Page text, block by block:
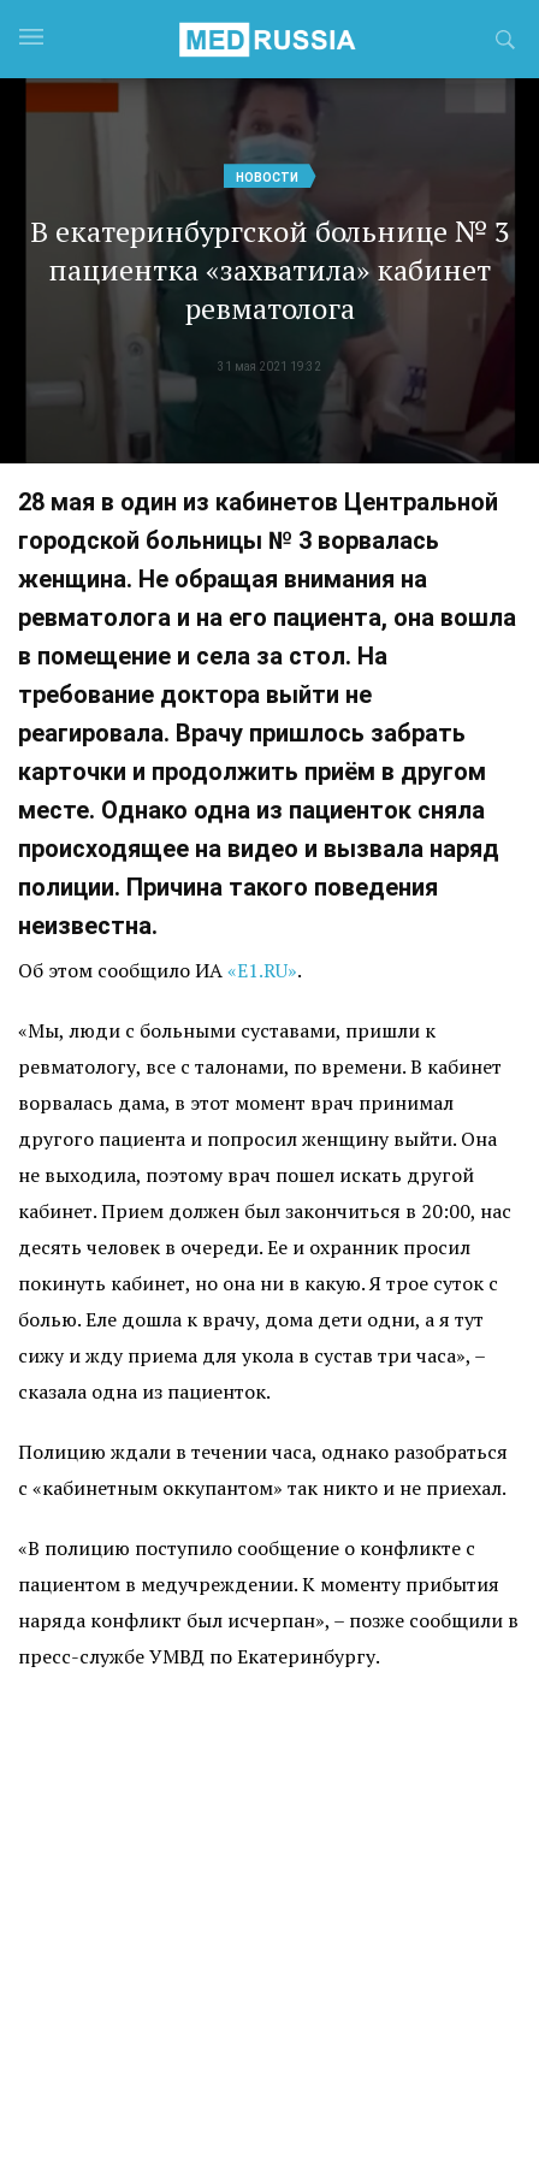
НОВОСТИ
В екатеринбургской больнице № 3
пациентка «захватила» кабинет
ревматолога
31 мая 2021 19:32
28 мая в один из кабинетов Центральной
городской больницы № 3 ворвалась
женщина. Не обращая внимания на
ревматолога и на его пациента, она вошла
в помещение и села за стол. На
требование доктора выйти не
реагировала. Врачу пришлось забрать
карточки и продолжить приём в другом
месте. Однако одна из пациенток сняла
происходящее на видео и вызвала наряд
полиции. Причина такого поведения
неизвестна.
Об этом сообщило ИА«Е1.RU».
«Мы, люди с больными суставами, пришли к
ревматологу, все с талонами, по времени. В кабинет
ворвалась дама, в этот момент врач принимал
другого пациента и попросил женщину выйти. Она
не выходила, поэтому врач пошел искать другой
кабинет. Прием должен был закончиться в 20:00, нас
десять человек в очереди. Ее и охранник просил
покинуть кабинет, но она ни в какую. Я трое суток с
болью. Еле дошла к врачу, дома дети одни, а я тут
сижу и жду приема для укола в сустав три часа», –
сказала одна из пациенток.
Полицию ждали в течении часа, однако разобраться
с «кабинетным оккупантом» так никто и не приехал.
«В полицию поступило сообщение о конфликте с
пациентом в медучреждении. К моменту прибытия
наряда конфликт был исчерпан», – позже сообщили в
пресс-службе УМВД по Екатеринбургу.